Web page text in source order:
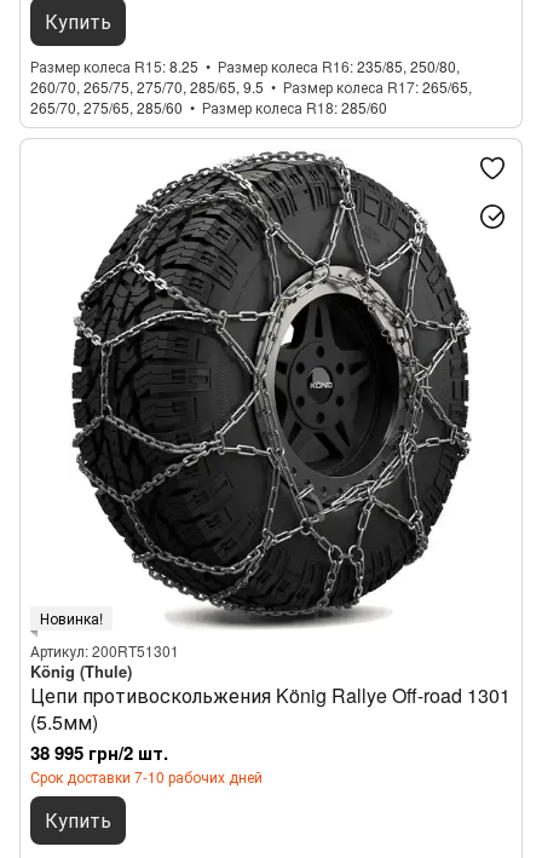
Купить
Размер колеса R15 8.25 Размер колеса R16 235/85, 250/80,
260/70, 265/75, 275/70, 285/65, 9.5
Размер колеса R17 265/65,
265/70, 275/65, 285/60
Размер колеса R18 285/60
Новинка!
Артикул: 200RT51301
König (Thule)
Цепи противоскольжения König Rallye Off-road 1301
(5.5мм)
38 995 грн/2 шт.
Срок доставки 7-10 рабочих дней
Купить